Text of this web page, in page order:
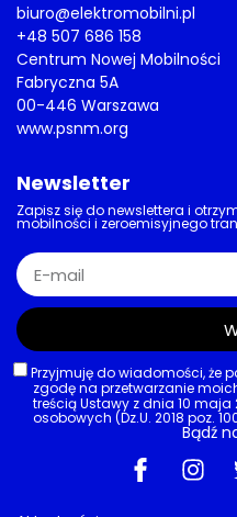
biuro@elektromobilni.pl
+48 507 686 158
Centrum Nowej Mobilności
Fabryczna 5A
00-446 Warszawa
www.psnm.org
Newsletter
Zapisz się do newslettera i
mobilności i zeroemisyjnego
Przyjmuję do wiadomości, że
zgodę na przetwarzanie
treścią Ustawy z dnia 10
osobowych (Dz.U. 2018 poz.
Bądź